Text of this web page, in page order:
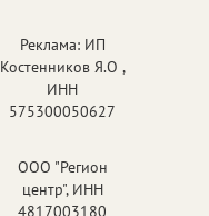
Реклама: ИП
Костенников Я.О ,
ИНН
575300050627
ООО "Регион
центр", ИНН
4817003180